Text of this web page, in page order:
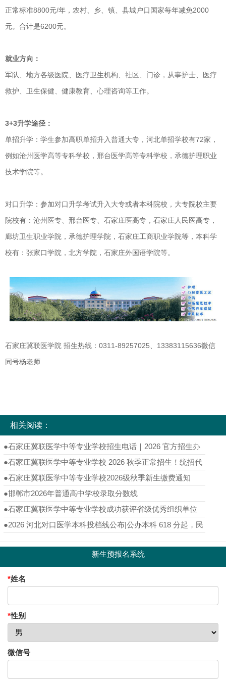
正常标准8800元/年，农村、乡、镇、县城户口国家每年减免2000
元。合计是6200元。
就业方向：
军队、地方各级医院、医疗卫生机构、社区、门诊，从事护士、医疗
救护、卫生保健、健康教育、心理咨询等工作。
3+3升学途径：
单招升学：学生参加高职单招升入普通大专，河北单招学校有72家，
例如沧州医学高等专科学校，邢台医学高等专科学校，承德护理职业
技术学院等。
对口升学 ：参加对口升学考试升入大专或者本科院校，大专院校主要
院校有：沧州医专、邢台医专、石家庄医高专，石家庄人民医高专，
廊坊卫生职业学院，承德护理学院，石家庄工商职业学院等，本科学
校有：张家口学院，北方学院，石家庄外国语学院等。
石家庄冀联医学院 招生热线：0311-89257025、13383115636微信
同号杨老师
相关阅读：
●石家庄冀联医学中等专业学校招生电话｜2026 官方招生办
热线完整版
●石家庄冀联医学中等专业学校 2026 秋季正常招生！统招代
码 6139，医护专业名额倒计时至 8 月 20 日
●石家庄冀联医学中等专业学校2026级秋季新生缴费通知
●邯郸市2026年普通高中学校录取分数线
●石家庄冀联医学中等专业学校成功获评省级优秀组织单位
●2026 河北对口医学本科投档线公布|公办本科 618 分起，民
新生预报名系统